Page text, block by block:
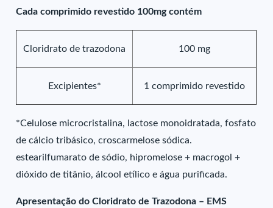
Cada comprimido revestido 100mg contém
Cloridrato de trazodona 100 mg
Excipientes* 1 comprimido revestido
*Celulose microcristalina, lactose monoidratada, fosfato
de cálcio tribásico, croscarmelose sódica.
estearilfumarato de sódio, hipromelose + macrogol +
dióxido de titânio, álcool etílico e água purificada.
Apresentação do Cloridrato de Trazodona – EMS